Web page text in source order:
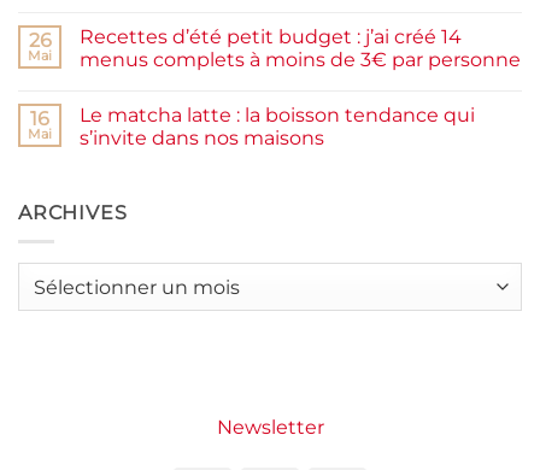
complète,
et
sur
burger
testé
Packman
Burgers &
Grande
Motte
26
Mai
Recettes d’été petit budget : j’ai créé 14
menus complets à moins de 3€ par personne
sur
Recettes
d’été
j’ai
créé
à
16
Mai
Le matcha latte : la boisson tendance qui
s’invite dans nos maisons
Le
matcha
boisson
ARCHIVES
Archives
Newsletter